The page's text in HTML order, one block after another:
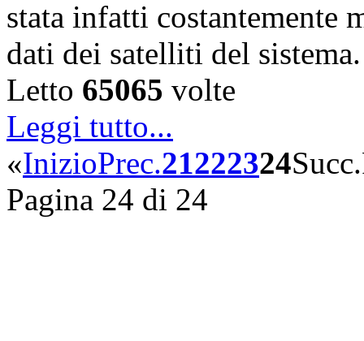
stata infatti costantemente
dati dei satelliti del
Letto 65065 volte
Leggi tutto...
«InizioPrec.21222324Succ.
Pagina 24 di 24